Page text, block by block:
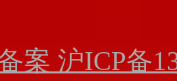
案 沪ICP备